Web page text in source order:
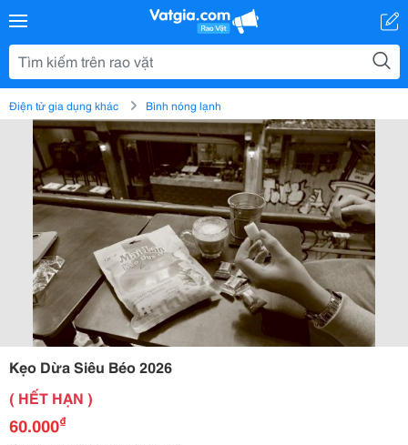
Điện tử gia dụng khác Bình nóng lạnh
Kẹo Dừa Siêu Béo 2026
( HẾT HẠN )
60.000₫